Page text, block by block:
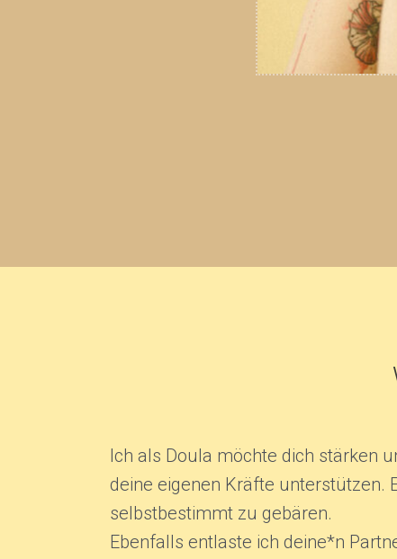
Ich als Doula möchte dich stärken
deine eigenen Kräfte unterstützen.
selbstbestimmt zu gebären.
Ebenfalls entlaste ich deine*n